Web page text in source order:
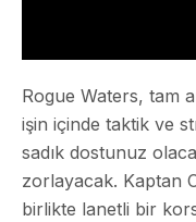
Rogue Waters, tam
işin içinde taktik ve
sadık dostunuz
zorlayacak. Kaptan
birlikte lanetli bir